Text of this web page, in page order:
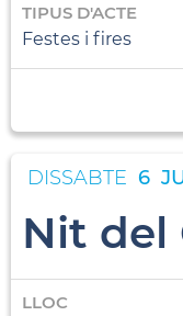
TIPUS D'ACTE
Festes i fires
DISSABTE 6
Nit del
LLOC